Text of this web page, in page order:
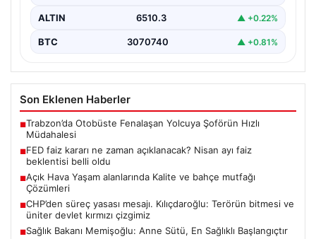
ALTIN 6510.3 ▲ +0.22%
BTC 3070740 ▲ +0.81%
Son Eklenen Haberler
■Trabzon’da Otobüste Fenalaşan Yolcuya Şoförün Hızlı
Müdahalesi
■FED faiz kararı ne zaman açıklanacak? Nisan ayı faiz
beklentisi belli oldu
■Açık Hava Yaşam alanlarında Kalite ve bahçe mutfağı
Çözümleri
■CHP’den süreç yasası mesajı. Kılıçdaroğlu: Terörün bitmesi ve
üniter devlet kırmızı çizgimiz
■Sağlık Bakanı Memişoğlu: Anne Sütü, En Sağlıklı Başlangıçtır